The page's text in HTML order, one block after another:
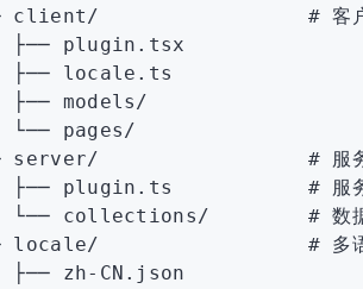
client/
# 客户
├──
plugin.tsx
├──
locale.ts
├──
models/
└──
pages/
server/
# 服
├──
plugin.ts
# 服
└──
collections/
# 数
locale/
# 多语
├──
zh-CN.json